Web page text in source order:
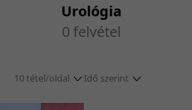
Urológia
0 felvétel
Idő szerint
10 tétel/oldal
5 tétel/oldal